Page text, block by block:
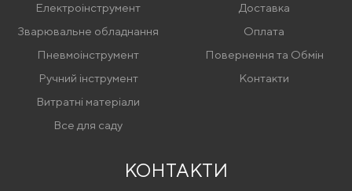
Електроінструмент
Зварювальне обладнання
Пневмоінструмент
Ручний інструмент
Витратні матеріали
Все для саду
Доставка
Оплата
Повернення та Обмін
Контакти
КОНТАКТИ